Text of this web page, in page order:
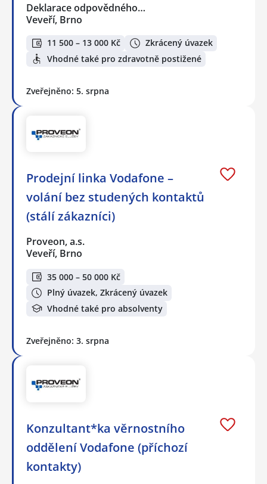
Deklarace odpovědného…
Veveří, Brno
11 500 – 13 000 Kč
Zkrácený úvazek
Vhodné také pro zdravotně postižené
Zveřejněno: 5. srpna
Prodejní linka Vodafone –
volání bez studených kontaktů
(stálí zákazníci)
Proveon, a.s.
Veveří, Brno
35 000 – 50 000 Kč
Plný úvazek, Zkrácený úvazek
Vhodné také pro absolventy
Zveřejněno: 3. srpna
Konzultant*ka věrnostního
oddělení Vodafone (příchozí
kontakty)